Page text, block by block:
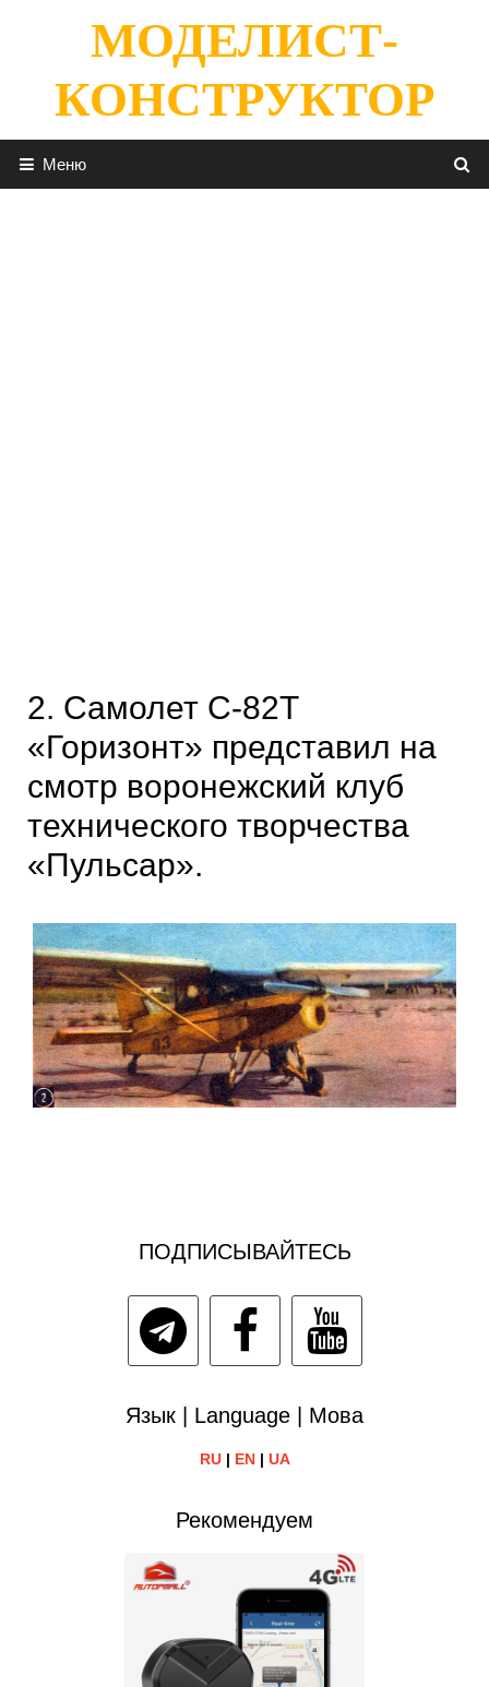
содержимомуМОДЕЛИСТ-
КОНСТРУКТОР
Меню
2. Самолет С-82Т
«Горизонт» представил на
смотр воронежский клуб
технического творчества
«Пульсар».
ПОДПИСЫВАЙТЕСЬ
Язык | Language | Мова
RU| EN| UA
Рекомендуем